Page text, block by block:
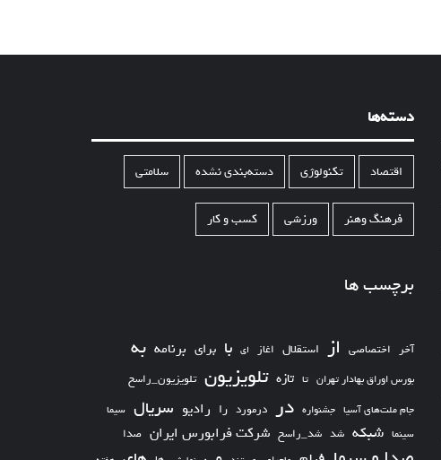
دسته‌ها
اقتصاد تکنولوژی دسته‌بندی نشده سلامتی
فرهنگ وهنر ورزشی کسب و کار
برچسب ها
آخر اختصاصی از استقلال اغاز ای با برای برنامه به
بورس اوراق بهادار تهران تا تازه تلویزیون تلویزیون_راسخ
جام ملت‌های آسیا جشنواره در درمورد را رادیو سریال سیما
سینما شبکه شد شد_راسخ شرکت فرابورس ایران صدا